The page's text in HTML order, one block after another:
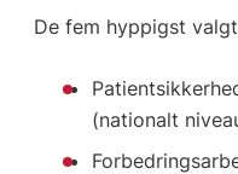
De fem hyppigst
(nationalt